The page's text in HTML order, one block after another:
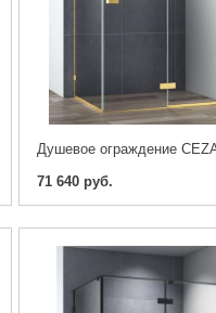
71 640 руб.